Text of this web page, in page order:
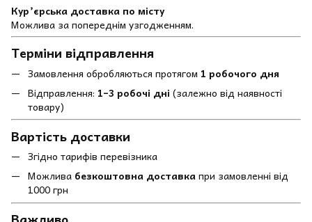
Кур’єрська доставка по місту
Можлива за попереднім узгодженням.
Терміни відправлення
Замовлення обробляються протягом 1 робочого дня
Відправлення: 1–3 робочі дні (залежно від наявності
товару)
Вартість доставки
Згідно тарифів перевізника
Можлива безкоштовна доставкапри замовленні від
1000 грн